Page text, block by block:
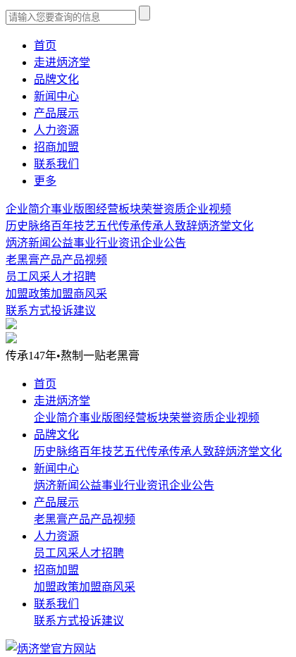
首页
走进炳济堂
品牌文化
新闻中心
产品展示
人力资源
招商加盟
联系我们
更多
企业简介事业版图经营板块荣誉资质企业视频
历史脉络百年技艺五代传承传承人致辞炳济堂文化
炳济新闻 公益事业行业资讯企业公告
老黑膏产品产品视频
员工风采人才招聘
加盟政策加盟商风采
联系方式投诉建议
传承147年•熬制一贴老黑膏
首页
走进炳济堂
企业简介事业版图经营板块荣誉资质企业视频
品牌文化
历史脉络百年技艺五代传承传承人致辞炳济堂文化
新闻中心
炳济新闻 公益事业行业资讯企业公告
产品展示
老黑膏产品产品视频
人力资源
员工风采人才招聘
招商加盟
加盟政策加盟商风采
联系我们
联系方式投诉建议